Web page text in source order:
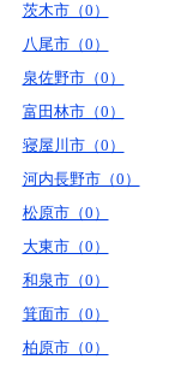
茨木市（0）
八尾市（0）
泉佐野市（0）
富田林市（0）
寝屋川市（0）
河内長野市（0）
松原市（0）
大東市（0）
和泉市（0）
箕面市（0）
柏原市（0）